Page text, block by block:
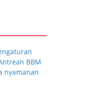
BBM
nyamanan